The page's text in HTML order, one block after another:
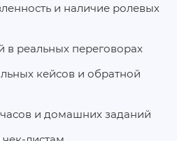
и наличие ролевых
в реальных переговорах
кейсов и обратной
и домашних заданий